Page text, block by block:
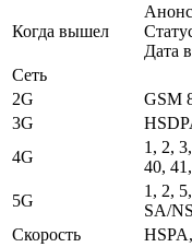
Когда вышел
Дата
Сеть
2G
GSM
3G
4G
1, 2,
40,
5G
1, 2,
SA/
Скорость